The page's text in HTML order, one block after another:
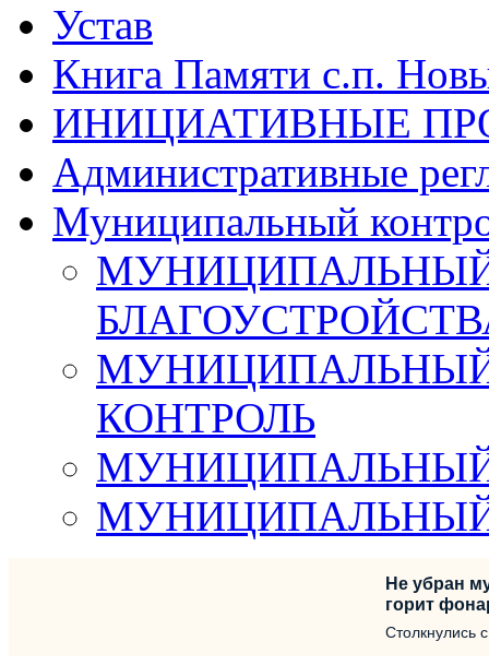
Устав
Книга Памяти с.п.
ИНИЦИАТИВНЫЕ
Административные
Муниципальный
КОНТРОЛЬ
Не убран
горит
Столкнулись